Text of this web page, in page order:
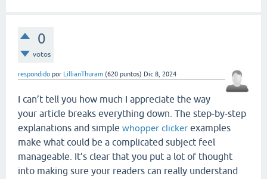
0
votos
respondido por LillianThuram (620 puntos) Dic 8, 2024
I can’t tell you how much I appreciate the way
your article breaks everything down. The step-by-step
explanations and simple whopper clicker examples
make what could be a complicated subject feel
manageable. It’s clear that you put a lot of thought
into making sure your readers can really understand